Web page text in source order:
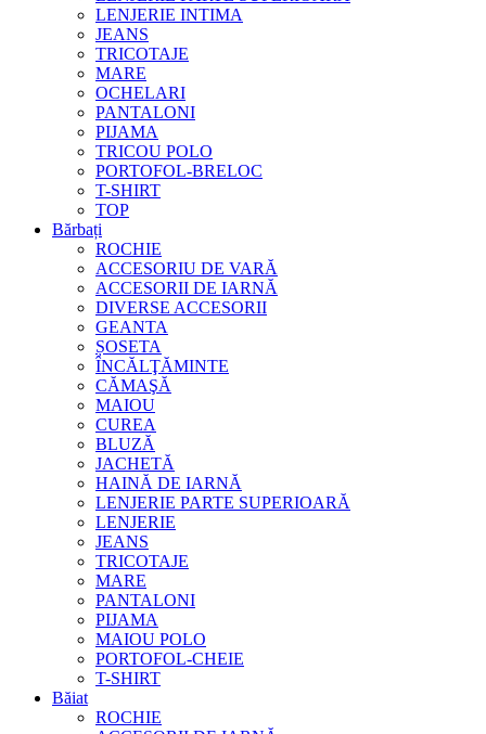
LENJERIE INTIMA
JEANS
TRICOTAJE
MARE
OCHELARI
PANTALONI
PIJAMA
TRICOU POLO
PORTOFOL-BRELOC
T-SHIRT
TOP
Bărbați
ROCHIE
ACCESORIU DE VARĂ
ACCESORII DE IARNĂ
DIVERSE ACCESORII
GEANTA
ȘOSETA
ÎNCĂLŢĂMINTE
CĂMAŞĂ
MAIOU
CUREA
BLUZĂ
JACHETĂ
HAINĂ DE IARNĂ
LENJERIE PARTE SUPERIOARĂ
LENJERIE
JEANS
TRICOTAJE
MARE
PANTALONI
PIJAMA
MAIOU POLO
PORTOFOL-CHEIE
T-SHIRT
Băiat
ROCHIE